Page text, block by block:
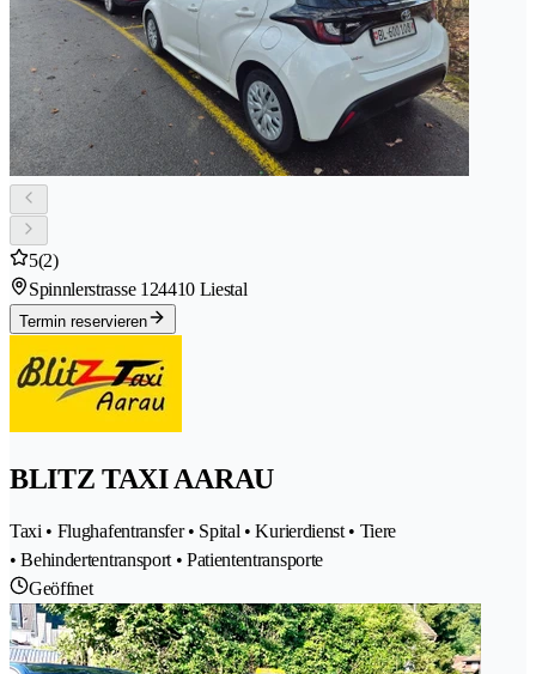
5(2)
Spinnlerstrasse 124410 Liestal
Termin reservieren
BLITZ TAXI AARAU
Taxi • Flughafentransfer • Spital • Kurierdienst • Tiere
• Behindertentransport • Patiententransporte
Geöffnet